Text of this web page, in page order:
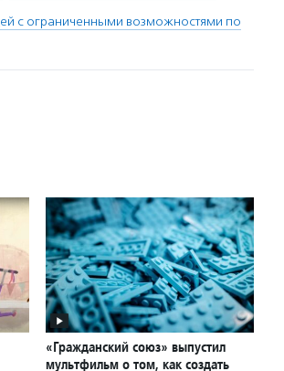
с ограниченными возможностями по
«Гражданский союз» выпустил
мультфильм о том, как создать